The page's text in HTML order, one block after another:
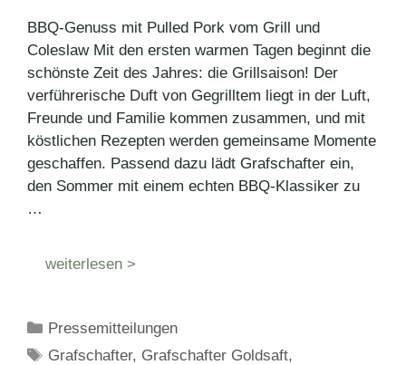
BBQ-Genuss mit Pulled Pork vom Grill und
Coleslaw Mit den ersten warmen Tagen beginnt die
schönste Zeit des Jahres: die Grillsaison! Der
verführerische Duft von Gegrilltem liegt in der Luft,
Freunde und Familie kommen zusammen, und mit
köstlichen Rezepten werden gemeinsame Momente
geschaffen. Passend dazu lädt Grafschafter ein,
den Sommer mit einem echten BBQ-Klassiker zu
…
weiterlesen >
Kategorien
Pressemitteilungen
Schlagwörter
Grafschafter, Grafschafter Goldsaft,